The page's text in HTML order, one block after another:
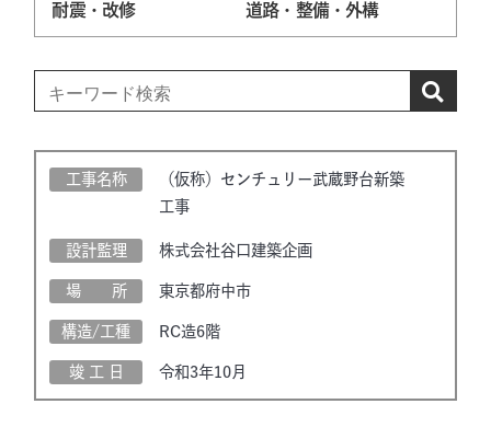
耐震・改修
道路・整備・外構
工事名称
（仮称）センチュリー武蔵野台新築
工事
設計監理 株式会社谷口建築企画
場 所 東京都府中市
構造/工種 RC造6階
竣 工 日 令和3年10月